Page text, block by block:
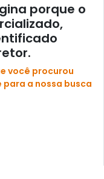
porque o
você procurou
a nossa busca